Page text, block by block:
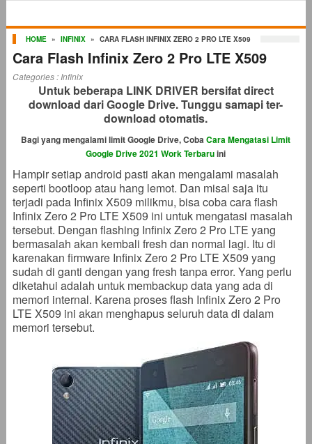
HOME » INFINIX » CARA FLASH INFINIX ZERO 2 PRO LTE X509
Cara Flash Infinix Zero 2 Pro LTE X509
Categories : Infinix
Untuk beberapa LINK DRIVER bersifat direct
download dari Google Drive. Tunggu samapi ter-
download otomatis.
Bagi yang mengalami limit Google Drive, CobaCara Mengatasi Limit
Google Drive 2021 Work Terbaruini
Hampir setiap android pasti akan mengalami masalah
seperti bootloop atau hang lemot. Dan misal saja itu
terjadi pada Infinix X509 milikmu, bisa coba cara flash
Infinix Zero 2 Pro LTE X509 ini untuk mengatasi masalah
tersebut. Dengan flashing Infinix Zero 2 Pro LTE yang
bermasalah akan kembali fresh dan normal lagi. Itu di
karenakan firmware Infinix Zero 2 Pro LTE X509 yang
sudah di ganti dengan yang fresh tanpa error. Yang perlu
diketahui adalah untuk membackup data yang ada di
memori internal. Karena proses flash Infinix Zero 2 Pro
LTE X509 ini akan menghapus seluruh data di dalam
memori tersebut.